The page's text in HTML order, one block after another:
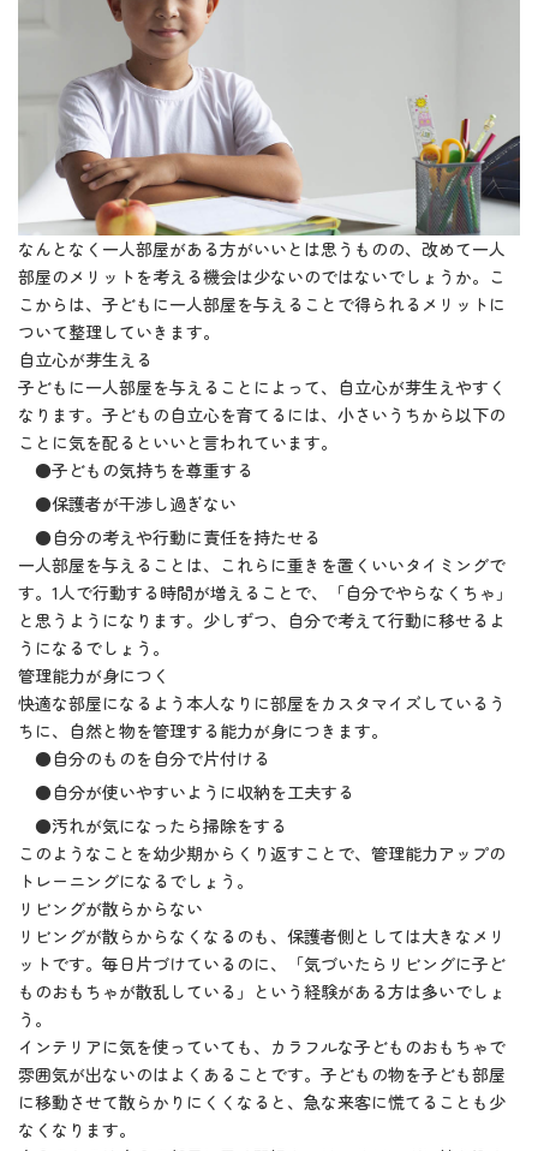
なんとなく一人部屋がある方がいいとは思うものの、改めて一人
部屋のメリットを考える機会は少ないのではないでしょうか。こ
こからは、子どもに一人部屋を与えることで得られるメリットに
ついて整理していきます。
自立心が芽生える
子どもに一人部屋を与えることによって、自立心が芽生えやすく
なります。子どもの自立心を育てるには、小さいうちから以下の
ことに気を配るといいと言われています。
●子どもの気持ちを尊重する
●保護者が干渉し過ぎない
●自分の考えや行動に責任を持たせる
一人部屋を与えることは、これらに重きを置くいいタイミングで
す。1人で行動する時間が増えることで、「自分でやらなくちゃ」
と思うようになります。少しずつ、自分で考えて行動に移せるよ
うになるでしょう。
管理能力が身につく
快適な部屋になるよう本人なりに部屋をカスタマイズしているう
ちに、自然と物を管理する能力が身につきます。
●自分のものを自分で片付ける
●自分が使いやすいように収納を工夫する
●汚れが気になったら掃除をする
このようなことを幼少期からくり返すことで、管理能力アップの
トレーニングになるでしょう。
リビングが散らからない
リビングが散らからなくなるのも、保護者側としては大きなメリ
ットです。毎日片づけているのに、「気づいたらリビングに子ど
ものおもちゃが散乱している」という経験がある方は多いでしょ
う。
インテリアに気を使っていても、カラフルな子どものおもちゃで
雰囲気が出ないのはよくあることです。子どもの物を子ども部屋
に移動させて散らかりにくくなると、急な来客に慌てることも少
なくなります。